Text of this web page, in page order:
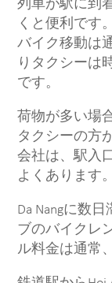
列車が駅に到
くと便利です
バイク移動は
りタクシーは
です。
荷物が多い場
タクシーの方
会社は、駅入
よくあります。
Da Nangに数
ブのバイクレ
ル料金は通常